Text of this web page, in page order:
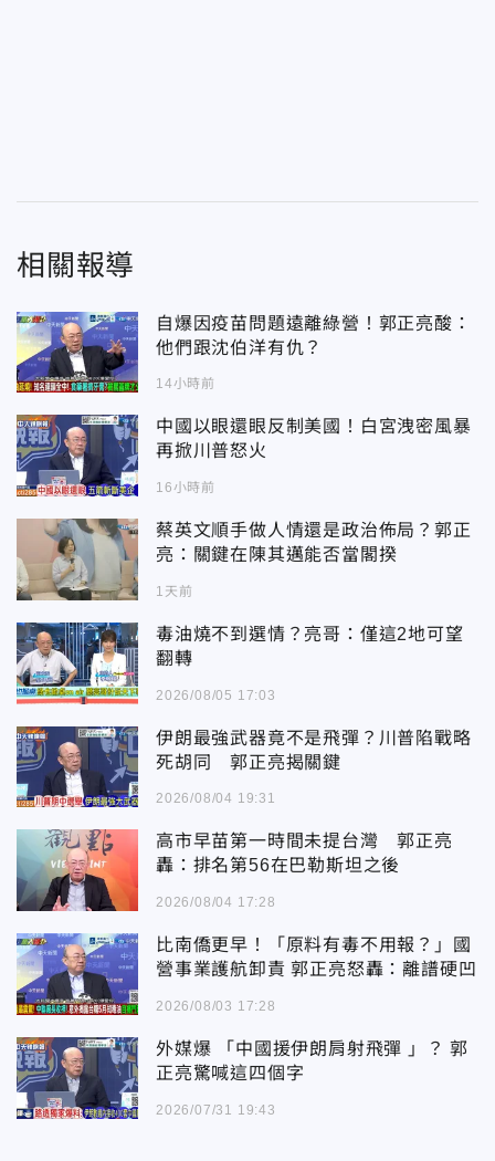
相關報導
自爆因疫苗問題遠離綠營！郭正亮酸：
他們跟沈伯洋有仇？
14小時前
中國以眼還眼反制美國！白宮洩密風暴
再掀川普怒火
16小時前
蔡英文順手做人情還是政治佈局？郭正
亮：關鍵在陳其邁能否當閣揆
1天前
毒油燒不到選情？亮哥：僅這2地可望
翻轉
2026/08/05 17:03
伊朗最強武器竟不是飛彈？川普陷戰略
死胡同 郭正亮揭關鍵
2026/08/04 19:31
高市早苗第一時間未提台灣 郭正亮
轟：排名第56在巴勒斯坦之後
2026/08/04 17:28
比南僑更早！「原料有毒不用報？」國
營事業護航卸責 郭正亮怒轟：離譜硬凹
2026/08/03 17:28
外媒爆 「中國援伊朗肩射飛彈 」？ 郭
正亮驚喊這四個字
2026/07/31 19:43